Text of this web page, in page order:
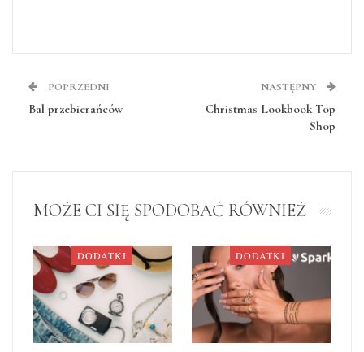
POPRZEDNI
Bal przebierańców
NASTĘPNY
Christmas Lookbook Top
Shop
MOŻE CI SIĘ SPODOBAĆ RÓWNIEŻ
DODATKI DODATKI